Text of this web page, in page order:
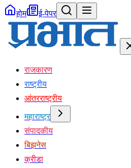
होम ई-पेपर
राजकारण
राष्ट्रीय
आंतरराष्ट्रीय
महाराष्ट्र
संपादकीय
बिझनेस
क्रीडा